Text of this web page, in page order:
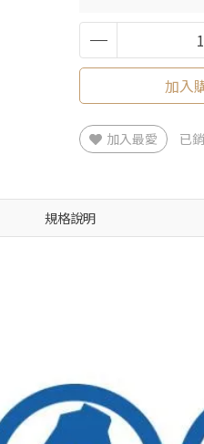
加入
加入最愛 已
規格說明